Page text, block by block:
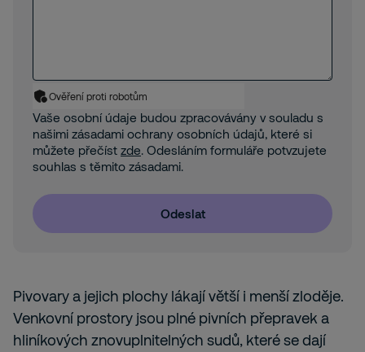
Pivovary a jejich plochy lákají větší i menší zloděje.
Venkovní prostory jsou plné pivních přepravek a
hliníkových znovuplnitelných sudů, které se dají
Ověření proti robotům
Vaše osobní údaje budou zpracovávány v souladu s
našimi zásadami ochrany osobních údajů, které si
můžete přečíst zde. Odesláním formuláře potvzujete
souhlas s těmito zásadami.
Odeslat